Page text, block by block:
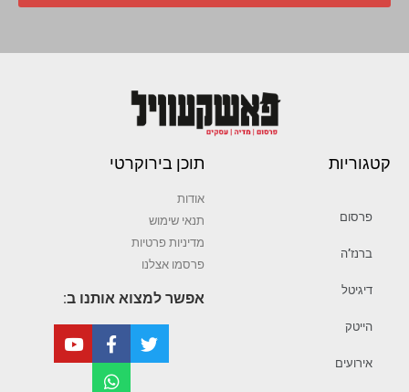
קטגוריות
פרסום
ברנז’ה
דיגיטל
הייטק
אירועים
תוכן בירוקרטי
אודות
תנאי שימוש
מדיניות פרטיות
פרסמו אצלנו
אפשר למצוא אותנו ב: